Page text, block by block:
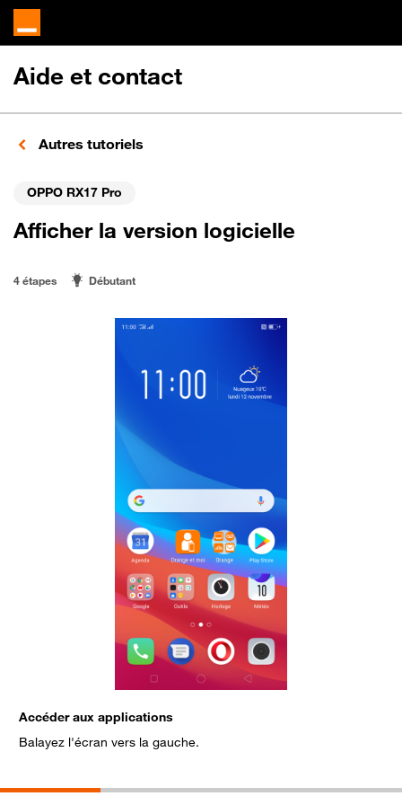
Aide et contact
Autres tutoriels
OPPO RX17 Pro
Afficher la version logicielle
4 étapes Débutant
Accéder aux applications
Balayez l'écran vers la gauche.